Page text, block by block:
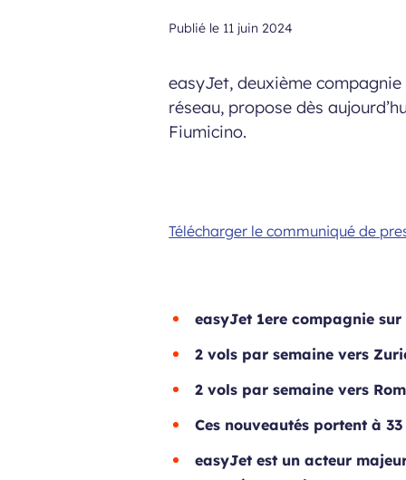
Publié le 11 juin 2024
easyJet, deuxième
réseau, propose dès
Fiumicino.
Télécharger le communiqué de
easyJet 1ere compagnie
2 vols par semaine vers
2 vols par semaine vers
Ces nouveautés portent à
easyJet est un acteur